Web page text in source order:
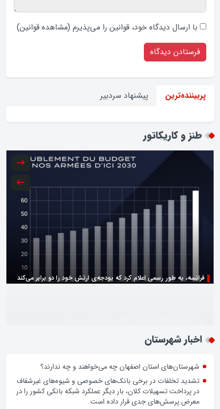
با ارسال دیدگاه‌ خود، قوانین را می‌پذیرم (مشاهده قوانین)
پربیننده‌ترین پیشنهاد سردبیر
طنز و کاریکاتور
اخبار شهرستان
شهرستان‌های استان اصفهان چه می‌خواهند و چه ندارند؟
تشدید تخلفات در برخی بانک‌های خصوصی و شیوه‌های غیرشفاف
در پرداخت تسهیلات کلان، بار دیگر عملکرد شبکه بانکی کشور را در
معرض پرسش‌های جدی قرار داده است.